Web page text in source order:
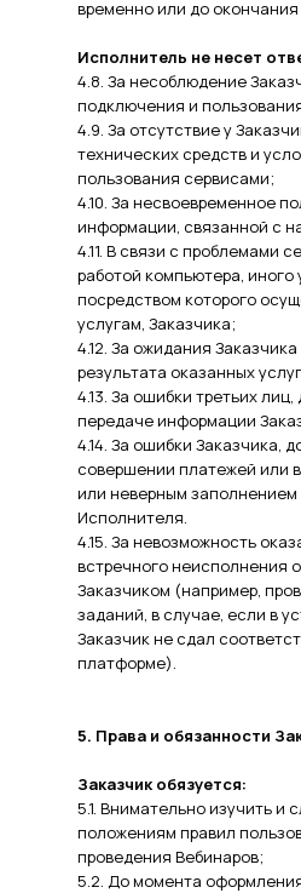
временно или до окончания
Исполнитель не несет
4.8. За несоблюдение
подключения и
4.9. За отсутствие у
технических средств и
пользования сервисами;
4.10. За несвоевременное
информации, связанной с
4.11. В связи с проблемами
работой компьютера, иного
посредством которого
услугам, Заказчика;
4.12. За ожидания
результата оказанных
4.13. За ошибки третьих
передаче информации
4.14. За ошибки Заказчика,
совершении платежей или
или неверным заполнением
Исполнителя.
4.15. За невозможность
встречного неисполнения
Заказчиком (например,
заданий, в случае, если в
Заказчик не сдал
платформе).
5. Права и обязанности
Заказчик обязуется:
5.1. Внимательно изучить и
положениям правил
проведения Вебинаров;
5.2. До момента